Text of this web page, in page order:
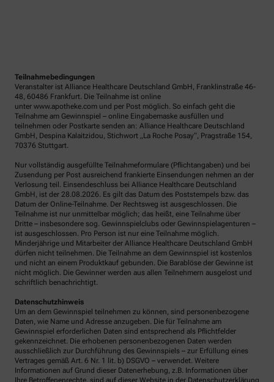
Teilnahmebedingungen
Veranstalter ist Alliance Healthcare Deutschland GmbH, Franklinstraße 46-
48, 60486 Frankfurt. Die Teilnahme ist online
unter www.apotheke.com und per Post möglich. So einfach geht die
Teilnahme am Gewinnspiel – online Eingabemaske ausfüllen und
teilnehmen oder Postkarte senden an: Alliance Healthcare Deutschland
GmbH, Despina Kalaitzidou, Stichwort „La Roche Posay“, Pragstraße 154,
70376 Stuttgart.
Nur vollständig ausgefüllte Teilnahmeformulare (Pflichtangaben) und bei
Zusendung per Post ausreichend frankierte Einsendungen nehmen an der
Verlosung teil. Einsendeschluss bei Alliance Healthcare Deutschland
GmbH, ist der 28.08.2026. Es gilt das Datum des Poststempels bzw. das
Datum der Online-Teilnahme. Der Rechtsweg ist ausgeschlossen. Die
Teilnahme ist nur unmittelbar möglich; das heißt, eine Teilnahme über
Dritte – insbesondere sog. Gewinnspielclubs oder Gewinnspielagenturen –
ist ausgeschlossen. Pro Person ist nur eine Teilnahme möglich.
Minderjährige und Mitarbeiter der Alliance Healthcare Deutschland GmbH
dürfen nicht teilnehmen. Die Teilnahme an dem Gewinnspiel ist kostenlos
und nicht an einem Produktkauf gebunden. Die Barablöse der Gewinne ist
nicht möglich. Die Gewinner werden aus allen Teilnehmern ausgelost und
schriftlich benachrichtigt.
Datenschutzhinweis
Um an dem Gewinnspiel teilnehmen zu können, sind personenbezogene
Daten, wie Name und Adresse anzugeben. Die für Teilnahme am
Gewinnspiel erforderlichen Daten sind entsprechend als Pflichtfelder
gekennzeichnet. Die erhobenen personenbezogenen Daten werden
ausschließlich zur Durchführung des Gewinnspiels – zur Erfüllung eines
Vertrages gemäß Art. 6 Nr. 1 lit. b) DSGVO – verwendet. Weitere
Informationen auf Grund dieser Datenerhebung, z.B. Informationen über